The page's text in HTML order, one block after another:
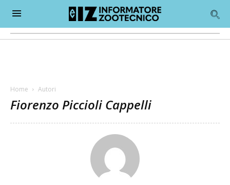
Home Autori
Fiorenzo Piccioli Cappelli